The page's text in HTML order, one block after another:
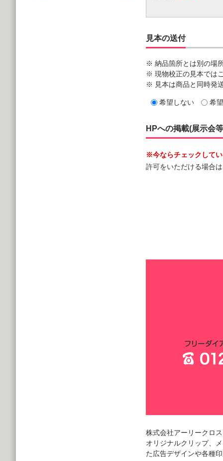
見本の送付
※ 納品箇所とは別の場
※ 現物校正の見本では
※ 見本は商品と同時発
希望しない 希
HPへの掲載(展示会
※今ならチェックして
許可をいただける場合
株式会社アーリークロ
オリジナルクリップ、
た広告デザインや各種